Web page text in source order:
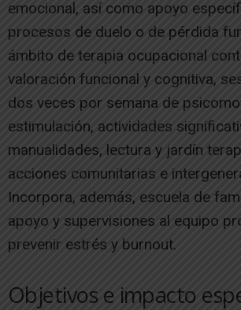
emocional, así como apoyo
procesos de duelo o de pérdida
ámbito de terapia ocupacional
valoración funcional y cognitiva,
dos veces por semana de
estimulación, actividades
manualidades, lectura y jardín
acciones comunitarias e
Incorpora, además, escuela de
apoyo y supervisiones al equipo
prevenir estrés y burnout.
Objetivos e impacto